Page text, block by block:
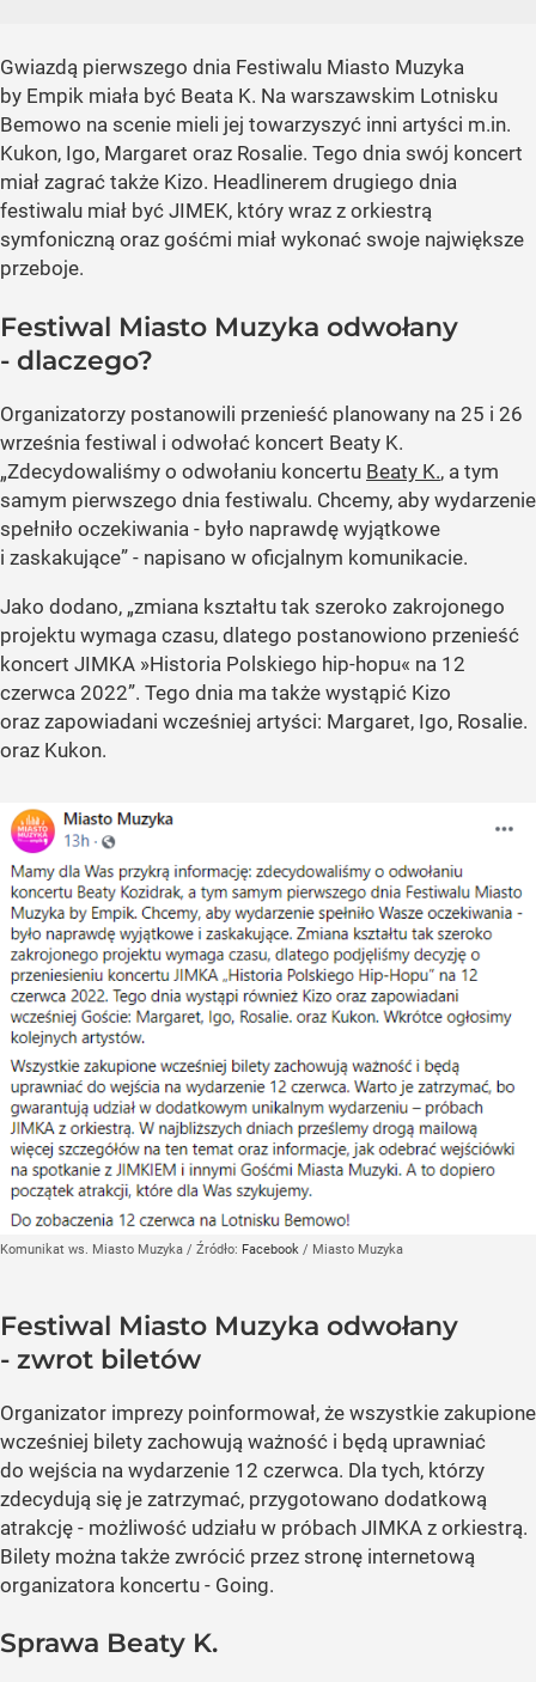
Gwiazdą pierwszego dnia Festiwalu Miasto Muzyka
by Empik miała być Beata K. Na warszawskim Lotnisku
Bemowo na scenie mieli jej towarzyszyć inni artyści m.in.
Kukon, Igo, Margaret oraz Rosalie. Tego dnia swój koncert
miał zagrać także Kizo. Headlinerem drugiego dnia
festiwalu miał być JIMEK, który wraz z orkiestrą
symfoniczną oraz gośćmi miał wykonać swoje największe
przeboje.
Festiwal Miasto Muzyka odwołany
- dlaczego?
Organizatorzy postanowili przenieść planowany na 25 i 26
września festiwal i odwołać koncert Beaty K.
„Zdecydowaliśmy o odwołaniu koncertu Beaty K., a tym
samym pierwszego dnia festiwalu. Chcemy, aby wydarzenie
spełniło oczekiwania - było naprawdę wyjątkowe
i zaskakujące” - napisano w oficjalnym komunikacie.
Jako dodano, „zmiana kształtu tak szeroko zakrojonego
projektu wymaga czasu, dlatego postanowiono przenieść
koncert JIMKA »Historia Polskiego hip-hopu« na 12
czerwca 2022”. Tego dnia ma także wystąpić Kizo
oraz zapowiadani wcześniej artyści: Margaret, Igo, Rosalie.
oraz Kukon.
Komunikat ws. Miasto Muzyka / Źródło: Facebook / Miasto Muzyka
Festiwal Miasto Muzyka odwołany
- zwrot biletów
Organizator imprezy poinformował, że wszystkie zakupione
wcześniej bilety zachowują ważność i będą uprawniać
do wejścia na wydarzenie 12 czerwca. Dla tych, którzy
zdecydują się je zatrzymać, przygotowano dodatkową
atrakcję - możliwość udziału w próbach JIMKA z orkiestrą.
Bilety można także zwrócić przez stronę internetową
organizatora koncertu - Going.
Sprawa Beaty K.